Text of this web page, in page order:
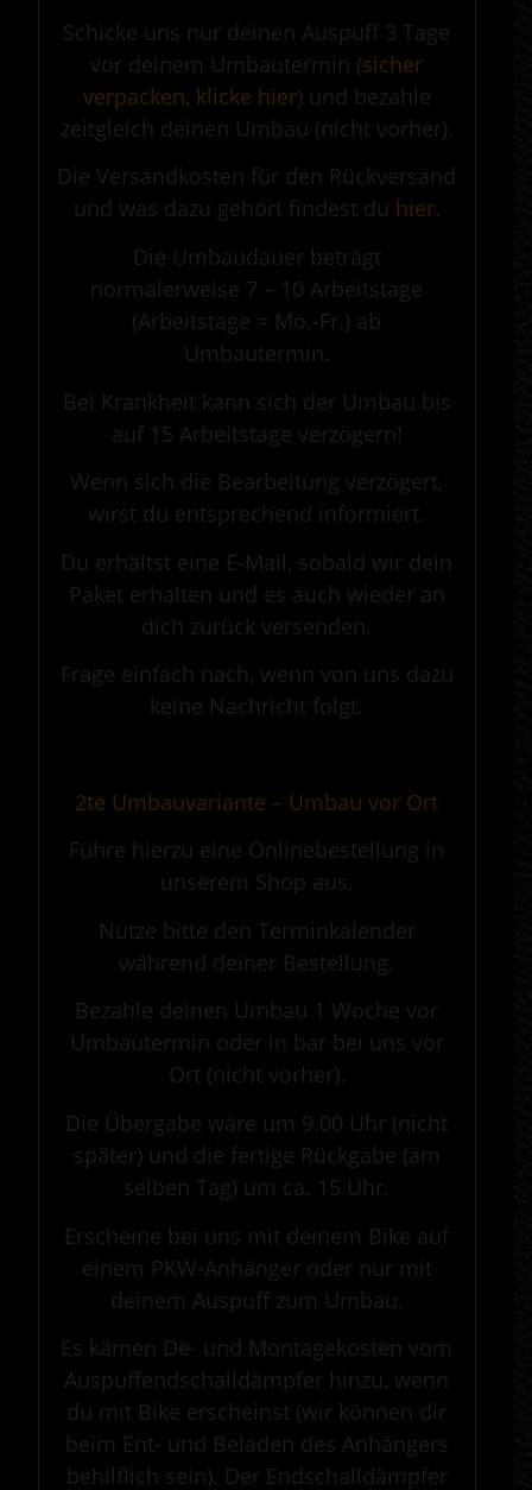
Schicke uns nur deinen Auspuff 3 Tage
vor deinem Umbautermin (sicher
verpacken, klicke hier) und bezahle
zeitgleich deinen Umbau (nicht vorher).
Die Versandkosten für den Rückversand
und was dazu gehört findest du hier.
Die Umbaudauer beträgt
normalerweise 7 – 10 Arbeitstage
(Arbeitstage = Mo.-Fr.) ab
Umbautermin.
Bei Krankheit kann sich der Umbau bis
auf 15 Arbeitstage verzögern!
Wenn sich die Bearbeitung verzögert,
wirst du entsprechend informiert.
Du erhältst eine E-Mail, sobald wir dein
Paket erhalten und es auch wieder an
dich zurück versenden.
Frage einfach nach, wenn von uns dazu
keine Nachricht folgt.
2te Umbauvariante – Umbau vor Ort
Führe hierzu eine Onlinebestellung in
unserem Shop aus.
Nutze bitte den Terminkalender
während deiner Bestellung.
Bezahle deinen Umbau 1 Woche vor
Umbautermin oder in bar bei uns vor
Ort (nicht vorher).
Die Übergabe wäre um 9.00 Uhr (nicht
später) und die fertige Rückgabe (am
selben Tag) um ca. 15 Uhr.
Erscheine bei uns mit deinem Bike auf
einem PKW-Anhänger oder nur mit
deinem Auspuff zum Umbau.
Es kämen De- und Montagekosten vom
Auspuffendschalldämpfer hinzu, wenn
du mit Bike erscheinst (wir können dir
beim Ent- und Beladen des Anhängers
behilflich sein). Der Endschalldämpfer